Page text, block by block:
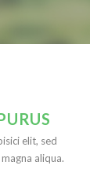
elit, sed
aliqua.